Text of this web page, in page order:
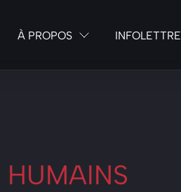
À PROPOS INFOLETTRE
HUMAINS